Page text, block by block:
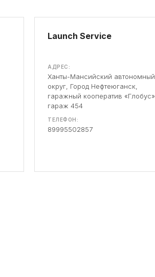
Launch Service
АДРЕС:
Ханты-Мансийский автономный
округ, Город Нефтеюганск,
гаражный кооператив «Глобус»
гараж 454
ТЕЛЕФОН:
89995502857